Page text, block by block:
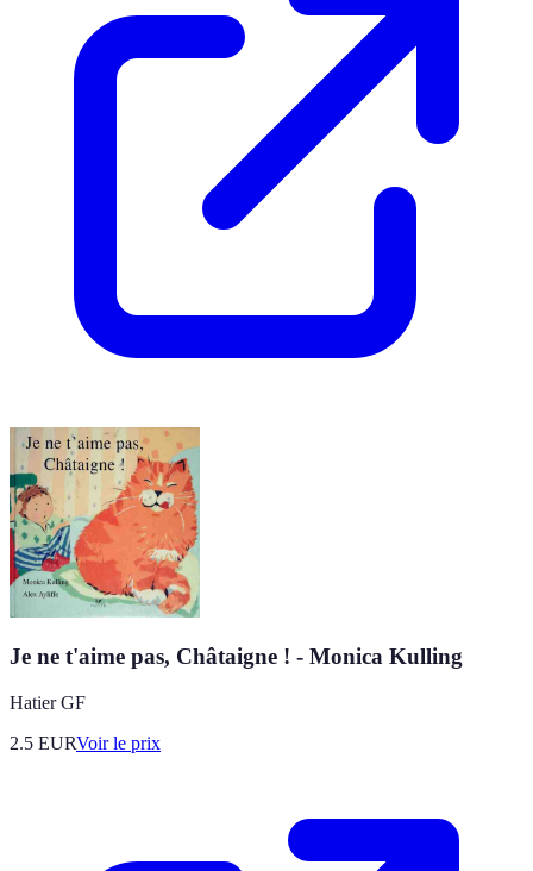
Je ne t'aime pas, Châtaigne ! - Monica Kulling
Hatier GF
2.5 EURVoir le prix